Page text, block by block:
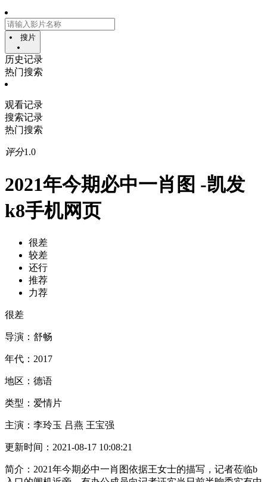
搜片
历史记录
热门搜索
观看记录
搜索记录
热门搜索
评分1.0
2021年今期必中一肖图 -凯发
k8手机网页
很差
较差
还行
推荐
力荐
很差
导演： 舒畅
年代： 2017
地区： 德语
类型： 爱情片
主演： 李玲玉 吕燕 王宝强
更新时间： 2021-08-17 10:08:21
简介： 2021年今期必中一肖图依据王女士的描写，记者莅临b